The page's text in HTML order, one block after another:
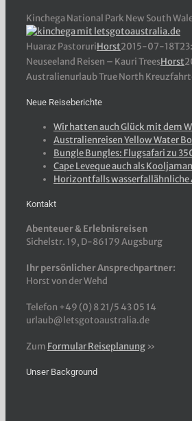
Kinchega National Park New South
Huaraz PastoruriHorst2015-07-
Neuseeland Reisen – Kauri TreesHorst
Australienurlaub True North
Neue Reiseberichte
Wir hatten auch Glück mit dem
Australienreisen Yellow Water
Bungle Bungles: Flugsafari zu
Cape Leveque auch als
Horizontfalls wasserfallähnliche
Kontakt
Abenteuer & Erlebnisreisen
Sichelstr. 19, D-86179 Augsburg
Ihr persönlicher Ansprechpartner:
Horst von der Wehd
Telefon +49 (0) 8 21/5 43 05 14
urlaub@letsgotoaustralia.de
Zum Formular Reiseplanung »
Unser Background